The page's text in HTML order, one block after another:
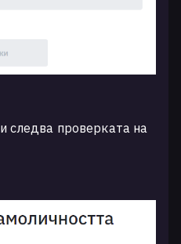
и следва проверката на